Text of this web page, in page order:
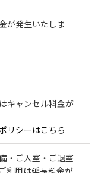
が発生いたしま
キャンセル料金が
リシーはこちら
・ご入室・ご退室